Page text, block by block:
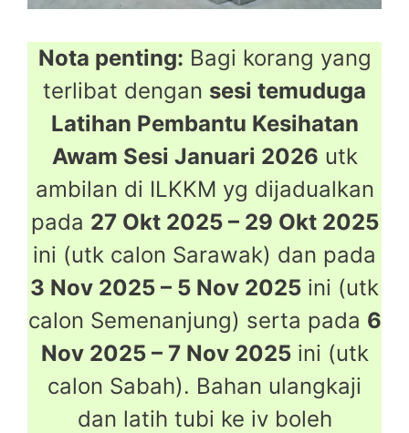
Nota penting: Bagi korang yang
terlibat dengan sesi temuduga
Latihan Pembantu Kesihatan
Awam Sesi Januari 2026 utk
ambilan di ILKKM yg dijadualkan
pada 27 Okt 2025 – 29 Okt 2025
ini (utk calon Sarawak) dan pada
3 Nov 2025 – 5 Nov 2025 ini (utk
calon Semenanjung) serta pada 6
Nov 2025 – 7 Nov 2025ini (utk
calon Sabah). Bahan ulangkaji
dan latih tubi ke iv boleh